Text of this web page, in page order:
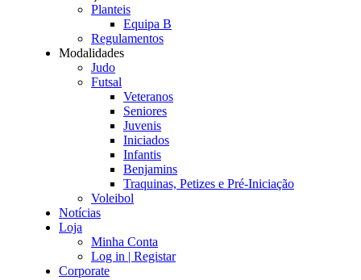
Planteis
Equipa B
Regulamentos
Modalidades
Judo
Futsal
Veteranos
Seniores
Juvenis
Iniciados
Infantis
Benjamins
Traquinas, Petizes e Pré-Iniciação
Voleibol
Notícias
Loja
Minha Conta
Log in | Registar
Corporate